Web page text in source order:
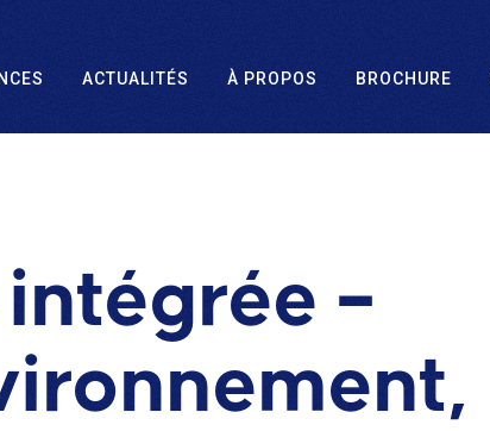
ACTUALITÉS À PROPOS BROCHURE
–